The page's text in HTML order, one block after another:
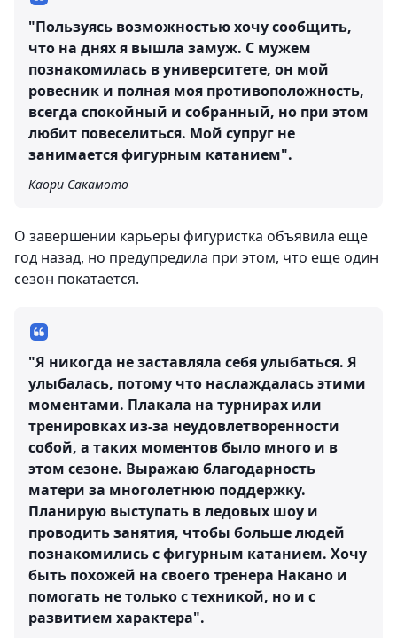
"Пользуясь возможностью хочу сообщить,
что на днях я вышла замуж. С мужем
познакомилась в университете, он мой
ровесник и полная моя противоположность,
всегда спокойный и собранный, но при этом
любит повеселиться. Мой супруг не
занимается фигурным катанием".
Каори Сакамото
О завершении карьеры фигуристка объявила еще
год назад, но предупредила при этом, что еще один
сезон покатается.
"Я никогда не заставляла себя улыбаться. Я
улыбалась, потому что наслаждалась этими
моментами. Плакала на турнирах или
тренировках из-за неудовлетворенности
собой, а таких моментов было много и в
этом сезоне. Выражаю благодарность
матери за многолетнюю поддержку.
Планирую выступать в ледовых шоу и
проводить занятия, чтобы больше людей
познакомились с фигурным катанием. Хочу
быть похожей на своего тренера Накано и
помогать не только с техникой, но и с
развитием характера".